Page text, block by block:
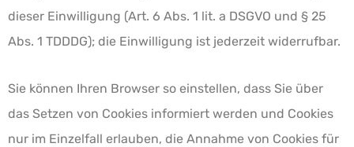
dieser Einwilligung (Art. 6 Abs. 1 lit. a DSGVO und § 25
Abs. 1 TDDDG); die Einwilligung ist jederzeit widerrufbar.
Sie können Ihren Browser so einstellen, dass Sie über
das Setzen von Cookies informiert werden und Cookies
nur im Einzelfall erlauben, die Annahme von Cookies für